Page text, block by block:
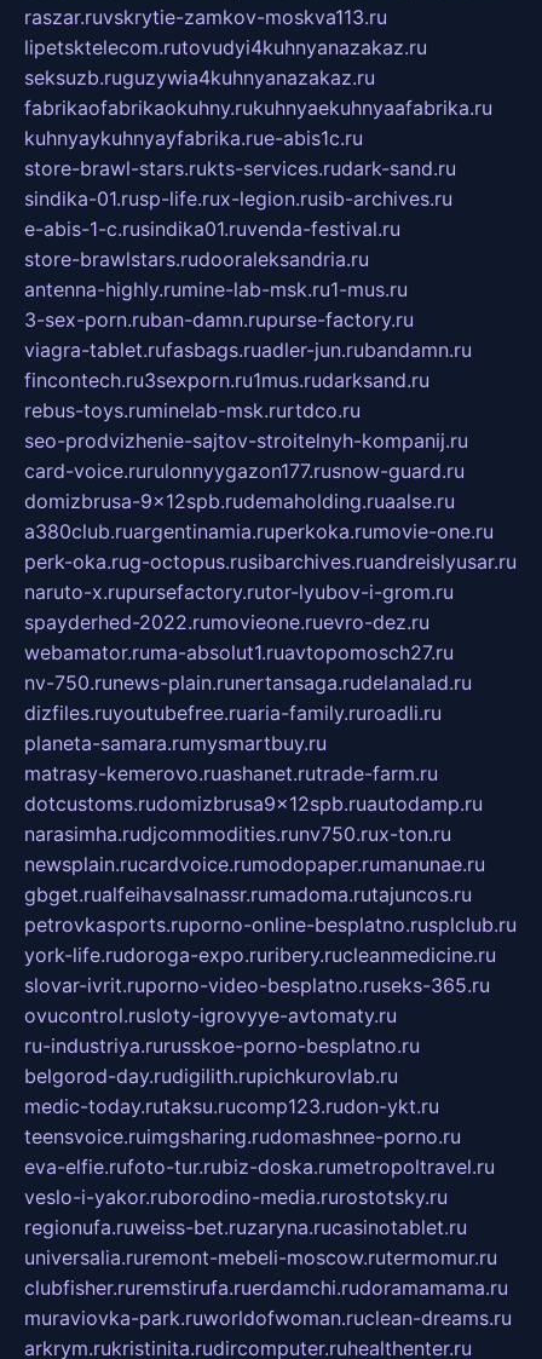
raszar.ruvskrytie-zamkov-moskva113.ru
lipetsktelecom.rutovudyi4kuhnyanazakaz.ru
seksuzb.ruguzywia4kuhnyanazakaz.ru
fabrikaofabrikaokuhny.rukuhnyaekuhnyaafabrika.ru
kuhnyaykuhnyayfabrika.rue-abis1c.ru
store-brawl-stars.rukts-services.rudark-sand.ru
sindika-01.rusp-life.rux-legion.rusib-archives.ru
e-abis-1-c.rusindika01.ruvenda-festival.ru
store-brawlstars.rudooraleksandria.ru
antenna-highly.rumine-lab-msk.ru1-mus.ru
3-sex-porn.ruban-damn.rupurse-factory.ru
viagra-tablet.rufasbags.ruadler-jun.rubandamn.ru
fincontech.ru3sexporn.ru1mus.rudarksand.ru
rebus-toys.ruminelab-msk.rurtdco.ru
seo-prodvizhenie-sajtov-stroitelnyh-kompanij.ru
card-voice.rurulonnyygazon177.rusnow-guard.ru
domizbrusa-9x12spb.rudemaholding.ruaalse.ru
a380club.ruargentinamia.ruperkoka.rumovie-one.ru
perk-oka.rug-octopus.rusibarchives.ruandreislyusar.ru
naruto-x.rupursefactory.rutor-lyubov-i-grom.ru
spayderhed-2022.rumovieone.ruevro-dez.ru
webamator.ruma-absolut1.ruavtopomosch27.ru
nv-750.runews-plain.runertansaga.rudelanalad.ru
dizfiles.ruyoutubefree.ruaria-family.ruroadli.ru
planeta-samara.rumysmartbuy.ru
matrasy-kemerovo.ruashanet.rutrade-farm.ru
dotcustoms.rudomizbrusa9x12spb.ruautodamp.ru
narasimha.rudjcommodities.runv750.rux-ton.ru
newsplain.rucardvoice.rumodopaper.rumanunae.ru
gbget.rualfeihavsalnassr.rumadoma.rutajuncos.ru
petrovkasports.ruporno-online-besplatno.rusplclub.ru
york-life.rudoroga-expo.ruribery.rucleanmedicine.ru
slovar-ivrit.ruporno-video-besplatno.ruseks-365.ru
ovucontrol.rusloty-igrovyye-avtomaty.ru
ru-industriya.rurusskoe-porno-besplatno.ru
belgorod-day.rudigilith.rupichkurovlab.ru
medic-today.rutaksu.rucomp123.rudon-ykt.ru
teensvoice.ruimgsharing.rudomashnee-porno.ru
eva-elfie.rufoto-tur.rubiz-doska.rumetropoltravel.ru
veslo-i-yakor.ruborodino-media.rurostotsky.ru
regionufa.ruweiss-bet.ruzaryna.rucasinotablet.ru
universalia.ruremont-mebeli-moscow.rutermomur.ru
clubfisher.ruremstirufa.ruerdamchi.rudoramamama.ru
muraviovka-park.ruworldofwoman.ruclean-dreams.ru
arkrym.rukristinita.rudircomputer.ruhealthenter.ru